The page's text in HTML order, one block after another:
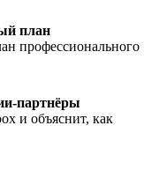
план
профессионального
партнёры
и объяснит, как